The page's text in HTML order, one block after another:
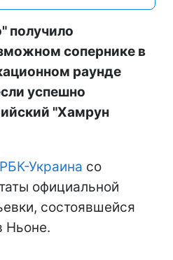
получило
сопернике в
раунде
успешно
"Хамрун
РБК-Украина со
официальной
состоявшейся
Ньоне.